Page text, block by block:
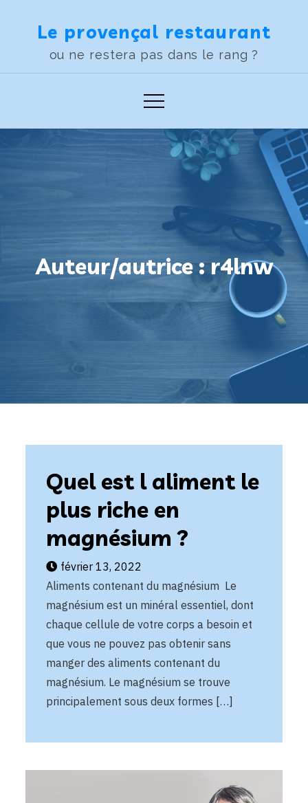
Le provençal restaurant
ou ne restera pas dans le rang ?
Auteur/autrice :r4lnw
Quel est l aliment le
plus riche en
magnésium ?
février 13, 2022
Aliments contenant du magnésium Le
magnésium est un minéral essentiel, dont
chaque cellule de votre corps a besoin et
que vous ne pouvez pas obtenir sans
manger des aliments contenant du
magnésium. Le magnésium se trouve
principalement sous deux formes […]